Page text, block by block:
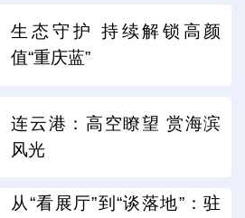
生态守护 持续解锁高颜
值“重庆蓝”
连云港：高空瞭望 赏海滨
风光
从“看展厅”到“谈落地”：驻